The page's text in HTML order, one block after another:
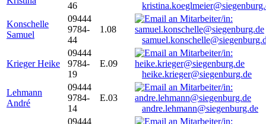
46
Konschelle
Samuel
09444
9784-
44
1.08
Krieger Heike
09444
9784-
19
E.09
heike.krieger@siegenburg.de
Lehmann
André
09444
9784-
14
E.03
andre.lehmann@siegenburg.de
09444